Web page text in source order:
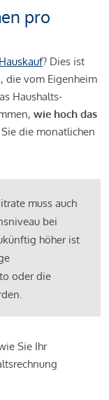
pro
Hauskauf? Dies ist
die vom Eigenheim
Haushalts-
wie hoch das
die monatlichen
muss auch
bei
höher ist
oder die
Sie Ihr